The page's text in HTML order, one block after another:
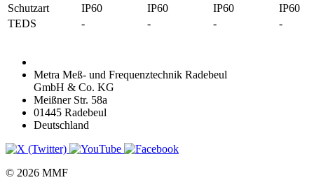
Schutzart IP60 IP60 IP60
IP60
TEDS
- - - -
Metra Meß- und Frequenztechnik Radebeul
GmbH & Co. KG
Meißner Str. 58a
01445 Radebeul
Deutschland
© 2026 MMF